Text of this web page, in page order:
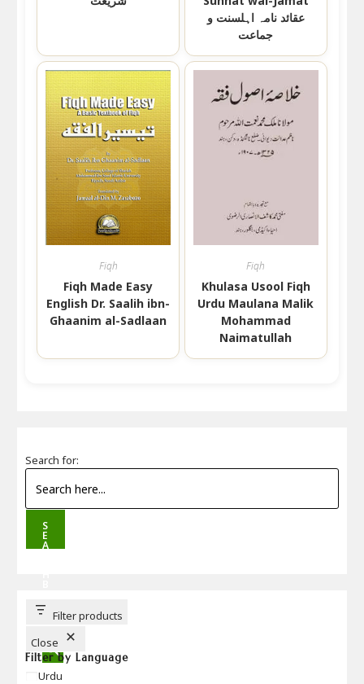
عقائد نامہ اہلسنت و
جماعت
Fiqh
Fiqh Made Easy
English Dr. Saalih ibn-
Ghaanim al-Sadlaan
Fiqh
Khulasa Usool Fiqh
Urdu Maulana Malik
Mohammad
Naimatullah
Search for:
S
E
A
T
T
Filter products
Close
Filter by Language
Language
Urdu